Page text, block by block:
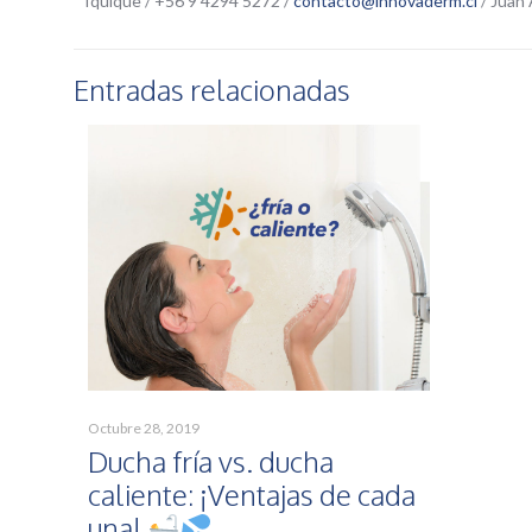
Entradas relacionadas
Octubre 28, 2019
Ducha fría vs. ducha
caliente: ¡Ventajas de cada